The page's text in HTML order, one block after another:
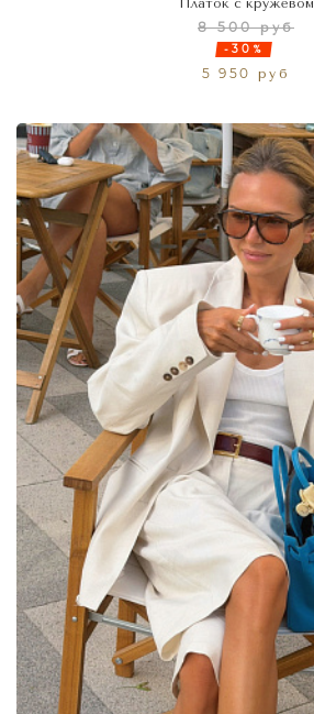
Платок с кружевом
8 500 руб
-30%
5 950 руб